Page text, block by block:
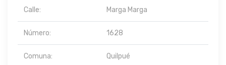
Calle: Marga Marga
Número: 1628
Comuna: Quilpué